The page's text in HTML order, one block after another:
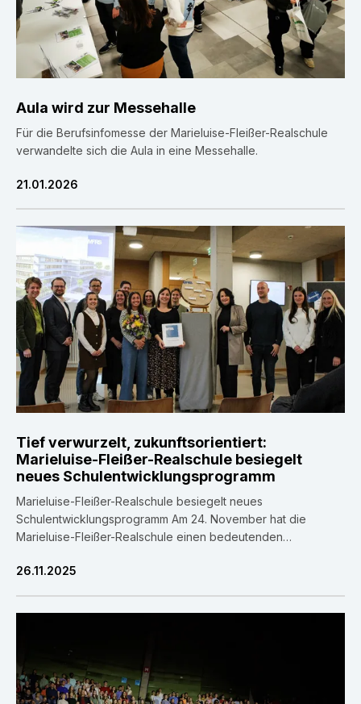
Aula wird zur Messehalle
Für die Berufsinfomesse der Marieluise-Fleißer-Realschule
verwandelte sich die Aula in eine Messehalle.
21.01.2026
Tief verwurzelt, zukunftsorientiert:
Marieluise-Fleißer-Realschule besiegelt
neues Schulentwicklungsprogramm
Marieluise-Fleißer-Realschule besiegelt neues
Schulentwicklungsprogramm Am 24. November hat die
Marieluise-Fleißer-Realschule einen bedeutenden
Das neue, umfassende Schulentwicklungsprogramm wurde
26.11.2025